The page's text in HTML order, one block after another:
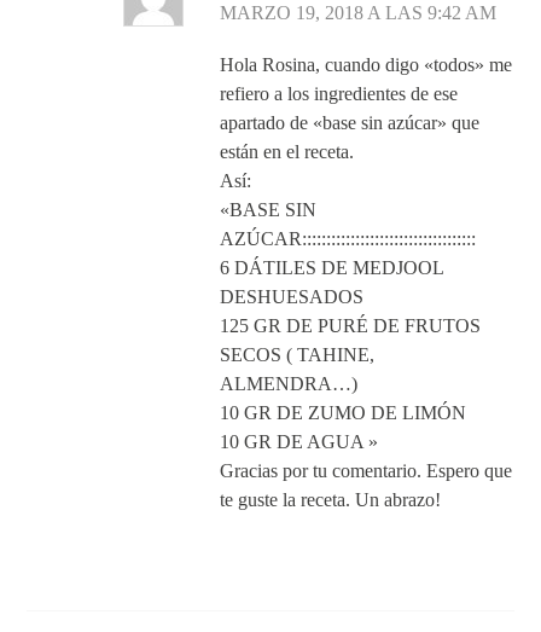
MARZO 19, 2018 A LAS 9:42 AM
Hola Rosina, cuando digo «todos» me
refiero a los ingredientes de ese
apartado de «base sin azúcar» que
están en el receta.
Así:
«BASE SIN
AZÚCAR::::::::::::::::::::::::::::::::::::
6 DÁTILES DE MEDJOOL
DESHUESADOS
125 GR DE PURÉ DE FRUTOS
SECOS ( TAHINE,
ALMENDRA…)
10 GR DE ZUMO DE LIMÓN
10 GR DE AGUA »
Gracias por tu comentario. Espero que
te guste la receta. Un abrazo!